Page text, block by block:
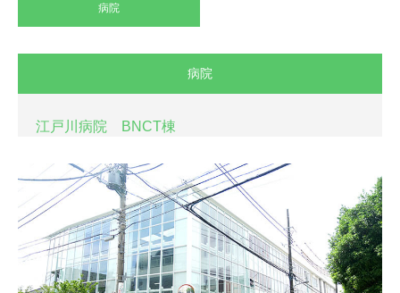
病院
病院
江戸川病院 BNCT棟